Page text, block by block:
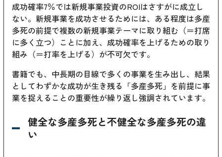
成功確率7％では新規事業投資のROIはさすがに成立し
ない。新規事業を成功させるためには、ある程度は多産
多死の前提で複数の新規事業テーマに取り組む（＝打席
に多く立つ）ことに加え、成功確率を上げるための取り
組み（＝打率を上げる）が不可欠です。
書籍でも、中長期の目線で多くの事業を生み出し、結果
としてわずかな成功が生き残る「多産多死」を前提に事
業を捉えることの重要性が繰り返し強調されています。
健全な多産多死と不健全な多産多死の違
い